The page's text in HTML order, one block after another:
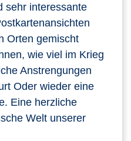
sehr interessante
Orten gemischt
wie viel im Krieg
Anstrengungen
Oder wieder eine
Eine herzliche
Welt unserer